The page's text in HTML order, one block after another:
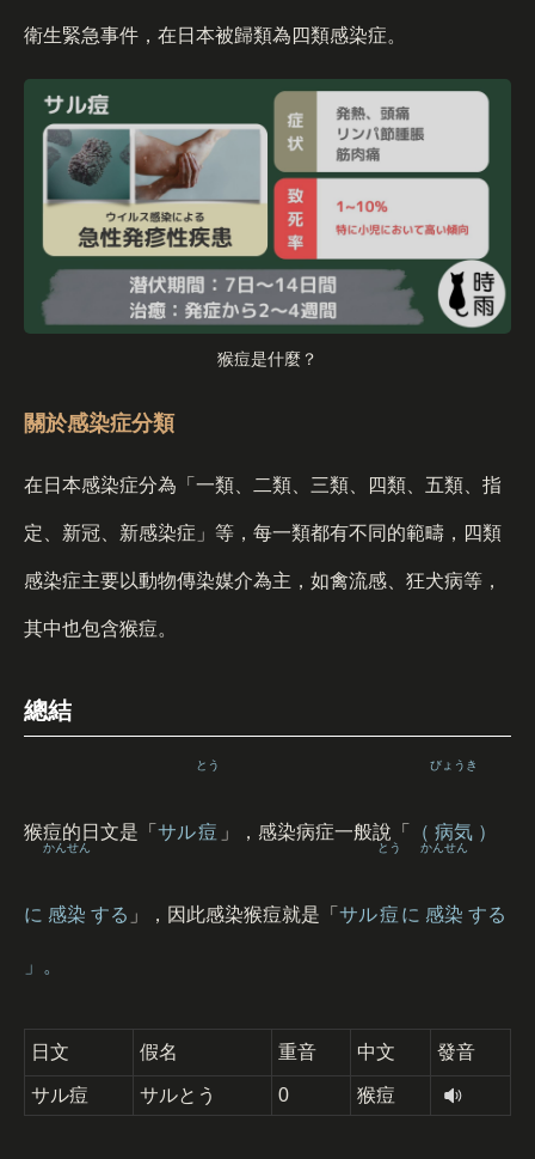
衛生緊急事件，在日本被歸類為四類感染症。
猴痘是什麼？
關於感染症分類
在日本感染症分為「一類、二類、三類、四類、五類、指
定、新冠、新感染症」等，每一類都有不同的範疇，四類
感染症主要以動物傳染媒介為主，如禽流感、狂犬病等，
其中也包含猴痘。
總結
猴痘的日文是「 サル痘
とう
」，感染病症一般說「 （ 病気
びょうき
）
に 感染
かんせん
する 」，因此感染猴痘就是「 サル痘
とう
に 感染
かんせん
する
」。
日文 假名 重音 中文 發音
サル痘 サルとう 0 猴痘